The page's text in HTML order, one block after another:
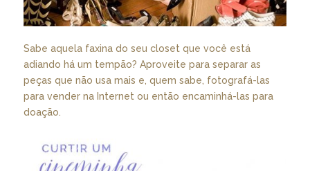
Sabe aquela faxina do seu closet que você está
adiando há um tempão? Aproveite para separar as
peças que não usa mais e, quem sabe, fotografá-las
para vender na Internet ou então encaminhá-las para
doação.